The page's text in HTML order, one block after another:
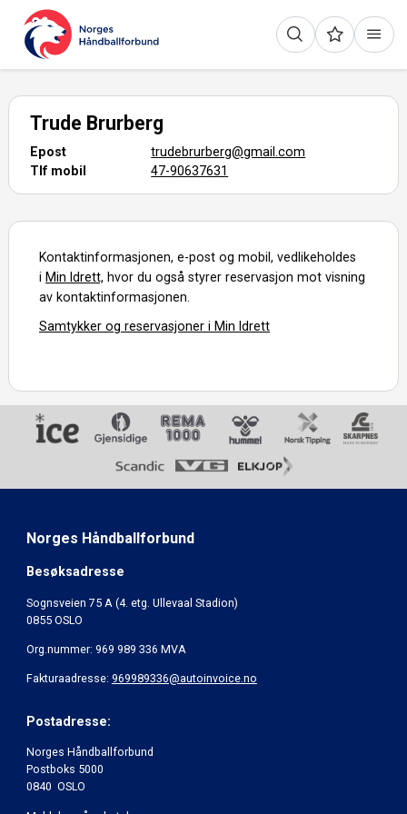
Trude Brurberg
Epost
trudebrurberg@gmail.com
Tlf mobil
47-90637631
Kontaktinformasjonen, e-post og mobil, vedlikeholdes
i Min Idrett, hvor du også styrer reservasjon mot visning
av kontaktinformasjonen.
Samtykker og reservasjoner i Min Idrett
Norges Håndballforbund
Besøksadresse
Sognsveien 75 A (4. etg. Ullevaal Stadion)
0855 OSLO
Org.nummer: 969 989 336 MVA
Fakturaadresse: 969989336@autoinvoice.no
Postadresse:
Norges Håndballforbund
Postboks 5000
0840 OSLO